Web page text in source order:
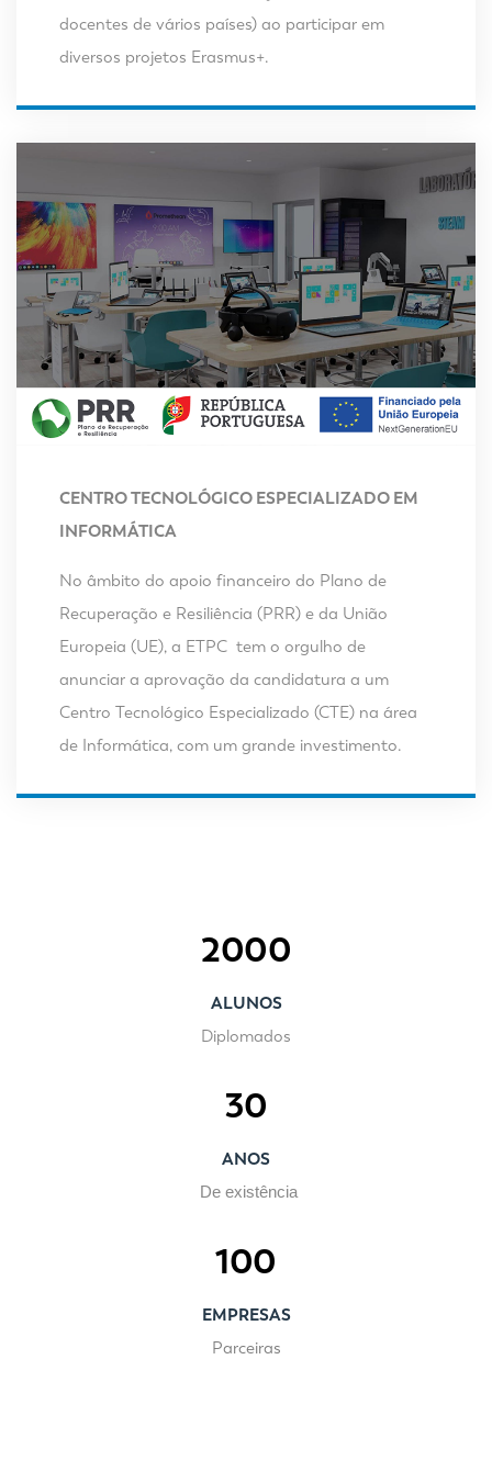
docentes de vários países) ao participar em
diversos projetos Erasmus+.
CENTRO TECNOLÓGICO ESPECIALIZADO EM
INFORMÁTICA
No âmbito do apoio financeiro do Plano de
Recuperação e Resiliência (PRR) e da União
Europeia (UE), a ETPC tem o orgulho de
anunciar a aprovação da candidatura a um
Centro Tecnológico Especializado (CTE) na área
de Informática, com um grande investimento.
2000
ALUNOS
Diplomados
30
ANOS
De existência
100
EMPRESAS
Parceiras